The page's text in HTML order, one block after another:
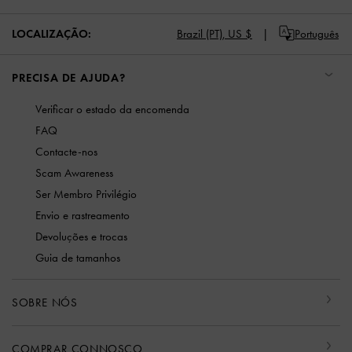
LOCALIZAÇÃO: Brazil (PT), US $ Português
PRECISA DE AJUDA?
Verificar o estado da encomenda
FAQ
Contacte-nos
Scam Awareness
Ser Membro Privilégio
Envio e rastreamento
Devoluções e trocas
Guia de tamanhos
SOBRE NÓS
COMPRAR CONNOSCO